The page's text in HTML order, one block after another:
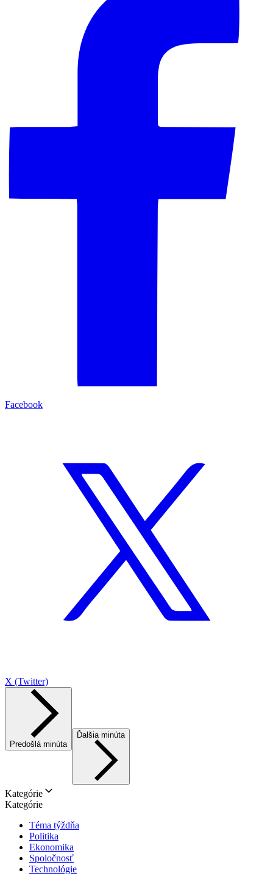
Facebook
X (Twitter)
Predošlá minúta
Ďalšia minúta
Kategórie
Kategórie
Téma týždňa
Politika
Ekonomika
Spoločnosť
Technológie